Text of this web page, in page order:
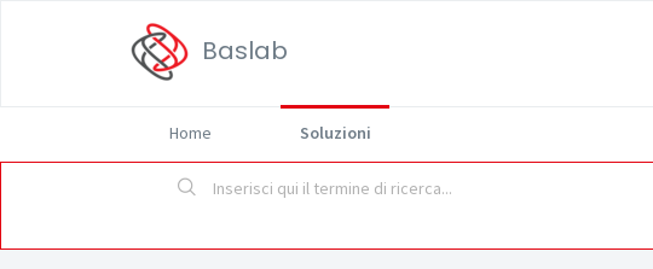
Baslab
Home Soluzioni